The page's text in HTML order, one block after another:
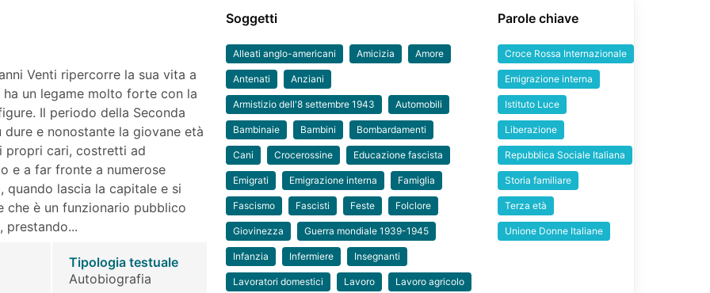
Venti ripercorre la sua vita a
un legame molto forte con la
Il periodo della Seconda
e nonostante la giovane età
propri cari, costretti ad
e a far fronte a numerose
quando lascia la capitale e si
che è un funzionario pubblico
prestando...
Tipologia testuale
Autobiografia
Soggetti
Alleati anglo-americani Amicizia Amore
Antenati Anziani
Armistizio dell'8 settembre 1943 Automobili
Bambinaie Bambini Bombardamenti
Cani Crocerossine Educazione fascista
Emigrati Emigrazione interna Famiglia
Fascismo Fascisti Feste Folclore
Giovinezza Guerra mondiale 1939-1945
Infanzia Infermiere Insegnanti
Lavoratori domestici Lavoro Lavoro agricolo
Parole chiave
Croce Rossa Internazionale
Emigrazione interna
Istituto Luce
Liberazione
Repubblica Sociale Italiana
Storia familiare
Terza età
Unione Donne Italiane